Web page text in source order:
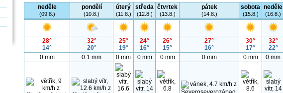
neděle
(09.8.)
pondělí
(10.8.)
úterý
(11.8.)
středa
(12.8.)
čtvrtek
(13.8.)
pátek
(14.8.)
sobota
(15.8.)
neděle
(16.8.)
28°
14°
32°
20°
25°
19°
24°
16°
26°
15°
27°
16°
30°
17°
32°
22°
0 mm
0.1 mm 0 mm 0 mm 0 mm 0 mm 0 mm 0 mm